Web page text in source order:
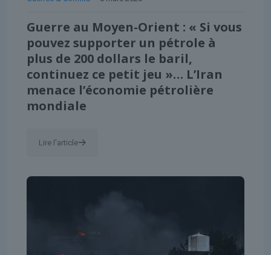
Guerre au Moyen-Orient : « Si vous
pouvez supporter un pétrole à
plus de 200 dollars le baril,
continuez ce petit jeu »… L’Iran
menace l’économie pétrolière
mondiale
Lire l'article